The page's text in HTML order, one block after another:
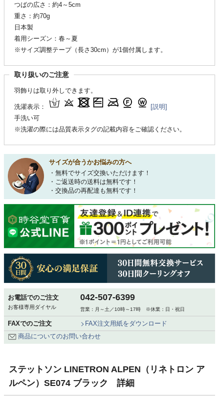
つばの広さ：約4～5cm
重さ：約70g
日本製
着用シーズン：春～夏
※サイズ調整テープ（長さ30cm）が1個付属します。
取り扱いのご注意
羽飾りは取り外しできます。
洗濯表示：
[説明]
手洗い可
※洗濯の際には品質表示タグの記載内容をご確認ください。
サイズが合うかお悩みの方へ
・無料でサイズ交換いただけます！
・ご返送時の送料は無料です！
・交換品の再配達も無料です！
お電話でのご注文
お客様専用ダイヤル
042-507-6399
営業：月～土／10時～17時 ※休業：日・祝日
FAXでのご注文
FAX注文用紙をダウンロード
商品についてのお問い合わせ
ステットソン LINETRON ALPEN（リネトロン ア
ルペン）SE074 ブラック 詳細